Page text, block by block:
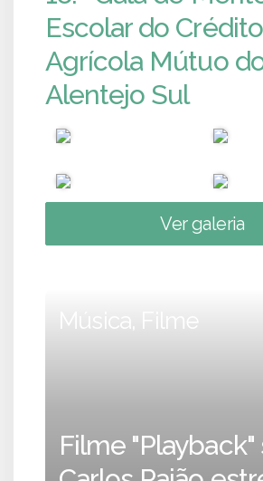
Escolar do Crédito
Agrícola Mútuo
Alentejo Sul
Ver galeria
Música, Filme
Filme